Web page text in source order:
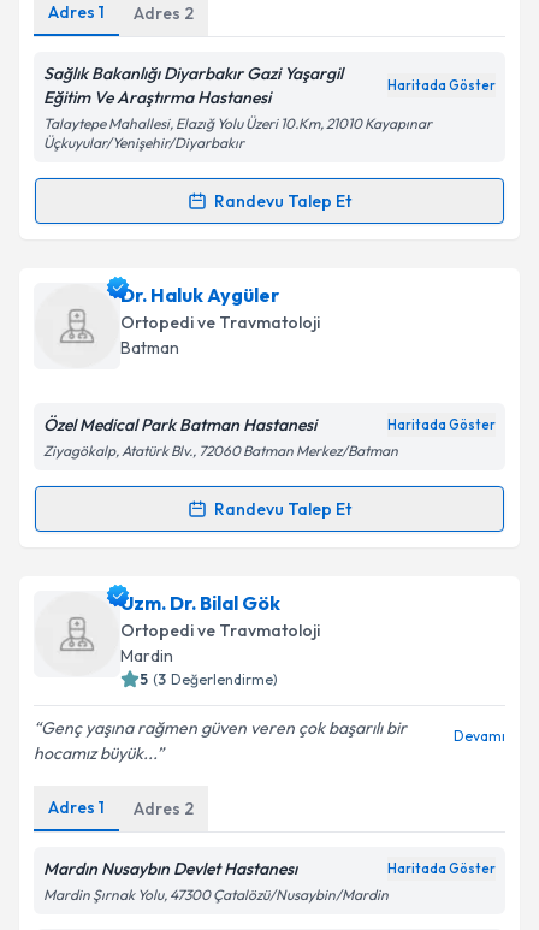
Kişisel verilerimin işlenmesine ilişkin
Aydınlatma
Metni'ni okudum ve kişisel verilerimin belirtilen
kapsamda işlenmesini kabul ediyorum.
Takvim Talebini Gönder
Adres 1 Adres 2
Sağlık Bakanlığı Diyarbakır Gazi Yaşargil
Eğitim Ve Araştırma Hastanesi
Haritada Göster
Talaytepe Mahallesi, Elazığ Yolu Üzeri 10.Km, 21010 Kayapınar
Üçkuyular/Yenişehir/Diyarbakır
Randevu Talep Et
Randevu Takvimi Talebi
Ass. Dr. İhsan Akaniçin randevu takvimi talebi
oluşturun. Size bu uzmandan randevu almanız için bir
takvim hazırlandığında e-posta ile bilgilendireceğiz.
Kişisel verilerimin işlenmesine ilişkin
Metni'ni okudum ve kişisel verilerimin belirtilen
Takvim Talebini Gönder
Dr. Haluk Aygüler
Ortopedi ve Travmatoloji
Batman
Özel Medical Park Batman Hastanesi Haritada Göster
Ziyagökalp, Atatürk Blv., 72060 Batman Merkez/Batman
Randevu Talep Et
Randevu Takvimi Talebi
Dr. Haluk Aygüleriçin randevu takvimi talebi
oluşturun. Size bu uzmandan randevu almanız için bir
takvim hazırlandığında e-posta ile bilgilendireceğiz.
Kişisel verilerimin işlenmesine ilişkin
Metni'ni okudum ve kişisel verilerimin belirtilen
kapsamda işlenmesini kabul ediyorum.
Uzm. Dr. Bilal Gök
Ortopedi ve Travmatoloji
Mardin
5 (3 Değerlendirme)
Genç yaşına rağmen güven veren çok başarılı bir
hocamız büyük...
Devamı
Adres 1 Adres 2
Mardın Nusaybın Devlet Hastanesı Haritada Göster
Mardin Şırnak Yolu, 47300 Çatalözü/Nusaybin/Mardin